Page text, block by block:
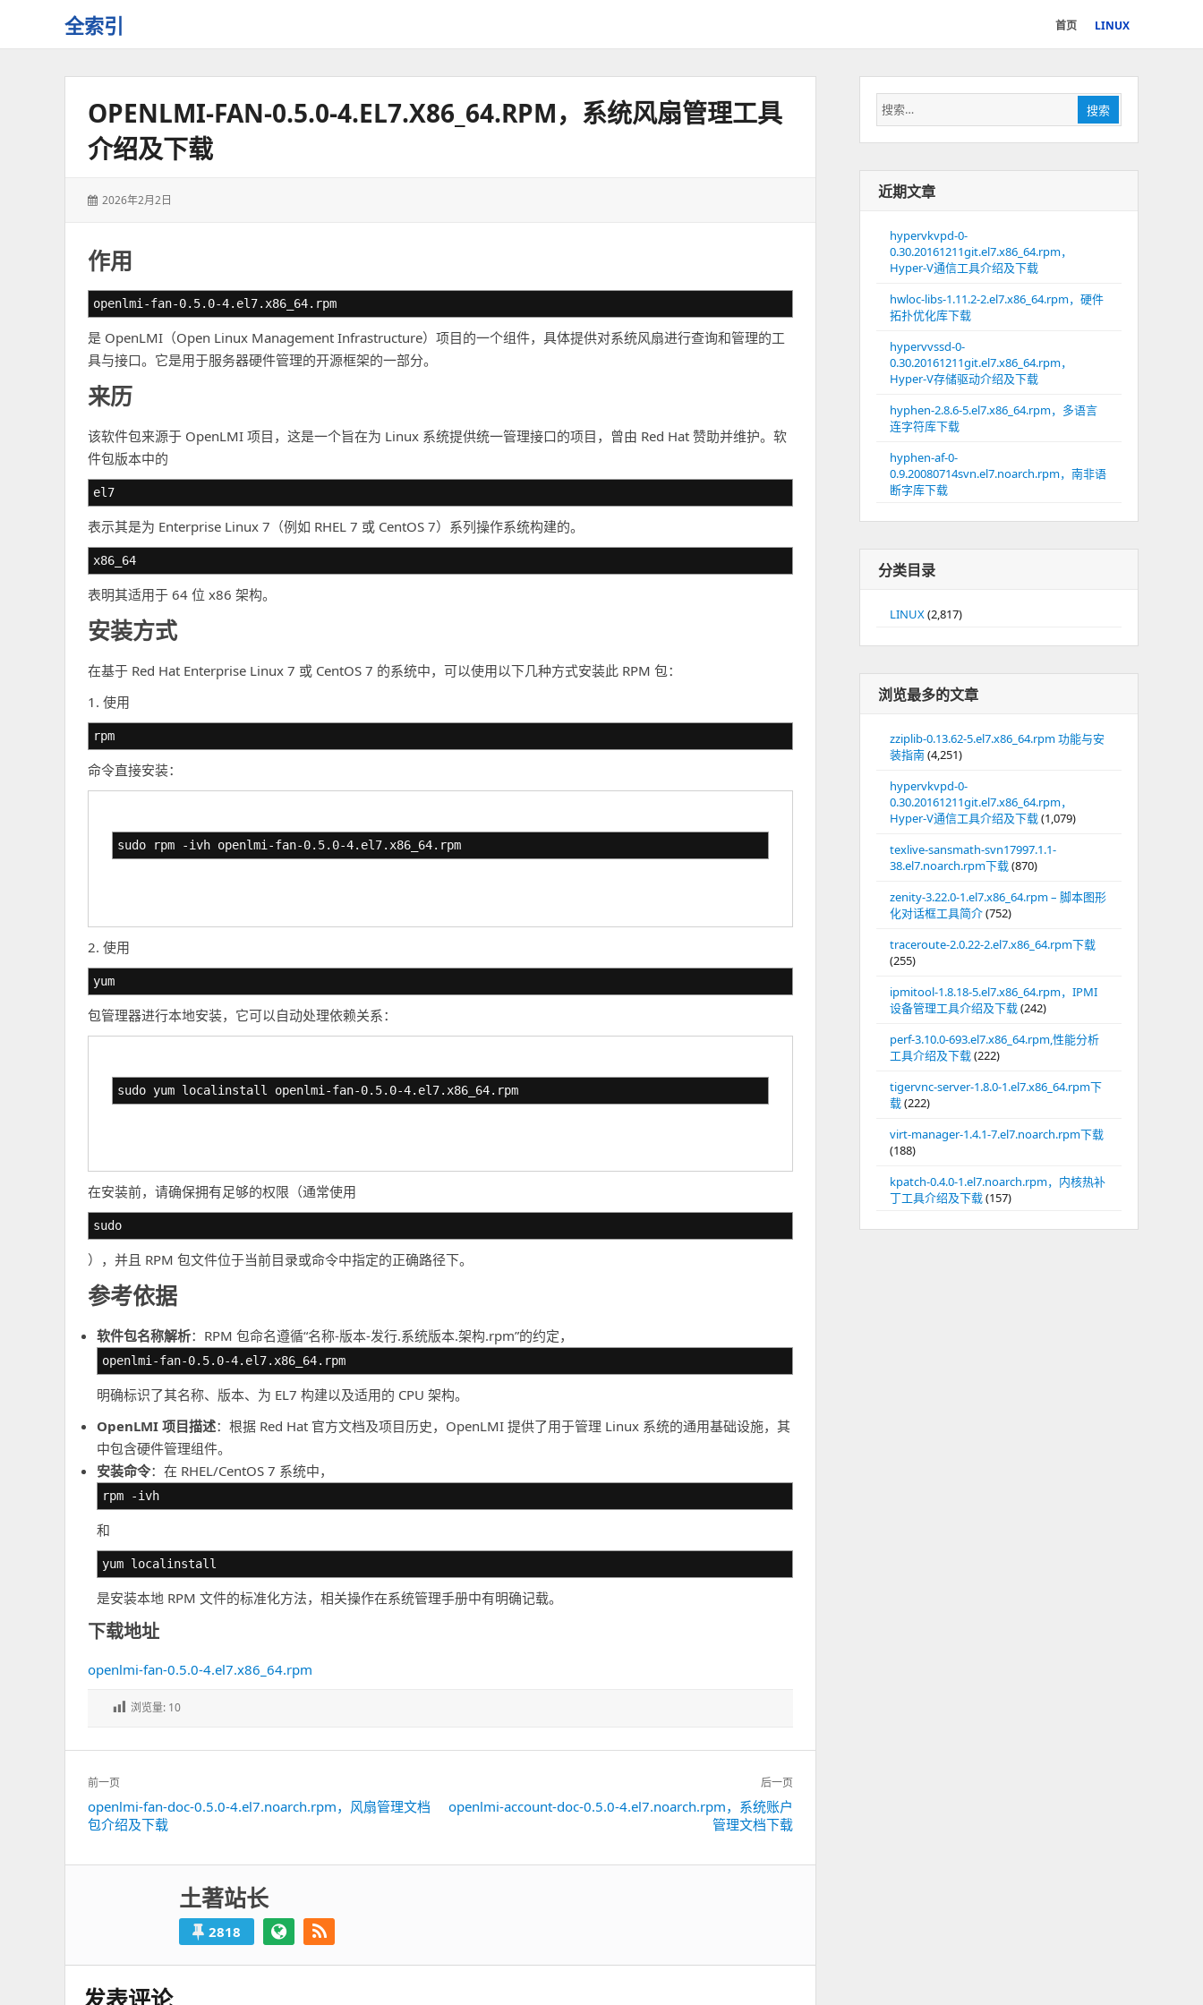
全索引
些
首页 LINUX
OPENLMI-FAN-0.5.0-4.EL7.X86_64.RPM，系统风扇管理工具
介绍及下载
发
2026年2月2日
作用
openlmi-fan-0.5.0-4.el7.x86_64.rpm
是 OpenLMI（Open Linux Management Infrastructure）项目的一个组件，具体提供对系统风扇进行查询和管理的工
具与接口。它是用于服务器硬件管理的开源框架的一部分。
来历
该软件包来源于 OpenLMI 项目，这是一个旨在为 Linux 系统提供统一管理接口的项目，曾由 Red Hat 赞助并维护。软
件包版本中的
el7
表示其是为 Enterprise Linux 7（例如 RHEL 7 或 CentOS 7）系列操作系统构建的。
x86_64
表明其适用于 64 位 x86 架构。
安装方式
在基于 Red Hat Enterprise Linux 7 或 CentOS 7 的系统中，可以使用以下几种方式安装此 RPM 包：
1. 使用
rpm
命令直接安装：
sudo rpm -ivh openlmi-fan-0.5.0-4.el7.x86_64.rpm
2. 使用
yum
包管理器进行本地安装，它可以自动处理依赖关系：
sudo yum localinstall openlmi-fan-0.5.0-4.el7.x86_64.rpm
在安装前，请确保拥有足够的权限（通常使用
sudo
），并且 RPM 包文件位于当前目录或命令中指定的正确路径下。
参考依据
软件包名称解析：RPM 包命名遵循“名称-版本-发行.系统版本.架构.rpm”的约定，
openlmi-fan-0.5.0-4.el7.x86_64.rpm
明确标识了其名称、版本、为 EL7 构建以及适用的 CPU 架构。
OpenLMI 项目描述：根据 Red Hat 官方文档及项目历史，OpenLMI 提供了用于管理 Linux 系统的通用基础设施，其
中包含硬件管理组件。
安装命令：在 RHEL/CentOS 7 系统中，
rpm -ivh
和
yum localinstall
是安装本地 RPM 文件的标准化方法，相关操作在系统管理手册中有明确记载。
下载地址
openlmi-fan-0.5.0-4.el7.x86_64.rpm
浏览量: 10
文
章
导
前一页
上
一
openlmi-fan-doc-0.5.0-4.el7.noarch.rpm，风扇管理文档
包介绍及下载
后一页
下
openlmi-account-doc-0.5.0-4.el7.noarch.rpm，系统账户
管理文档下载
土著站长
2818
发表评论
搜
索：
搜索
近期文章
hypervkvpd-0-
0.30.20161211git.el7.x86_64.rpm，
Hyper-V通信工具介绍及下载
hwloc-libs-1.11.2-2.el7.x86_64.rpm，硬件
拓扑优化库下载
hypervvssd-0-
0.30.20161211git.el7.x86_64.rpm，
Hyper-V存储驱动介绍及下载
hyphen-2.8.6-5.el7.x86_64.rpm，多语言
连字符库下载
hyphen-af-0-
0.9.20080714svn.el7.noarch.rpm，南非语
断字库下载
分类目录
LINUX(2,817)
浏览最多的文章
zziplib-0.13.62-5.el7.x86_64.rpm 功能与安
装指南(4,251)
hypervkvpd-0-
0.30.20161211git.el7.x86_64.rpm，
Hyper-V通信工具介绍及下载(1,079)
texlive-sansmath-svn17997.1.1-
38.el7.noarch.rpm下载(870)
zenity-3.22.0-1.el7.x86_64.rpm – 脚本图形
化对话框工具简介(752)
traceroute-2.0.22-2.el7.x86_64.rpm下载
(255)
ipmitool-1.8.18-5.el7.x86_64.rpm，IPMI
设备管理工具介绍及下载(242)
perf-3.10.0-693.el7.x86_64.rpm,性能分析
工具介绍及下载(222)
tigervnc-server-1.8.0-1.el7.x86_64.rpm下
载(222)
virt-manager-1.4.1-7.el7.noarch.rpm下载
(188)
kpatch-0.4.0-1.el7.noarch.rpm，内核热补
丁工具介绍及下载(157)